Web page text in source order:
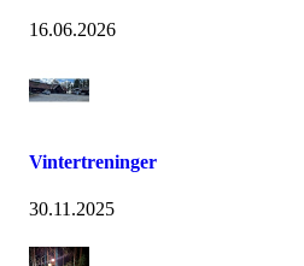
16.06.2026
Vintertreninger
30.11.2025